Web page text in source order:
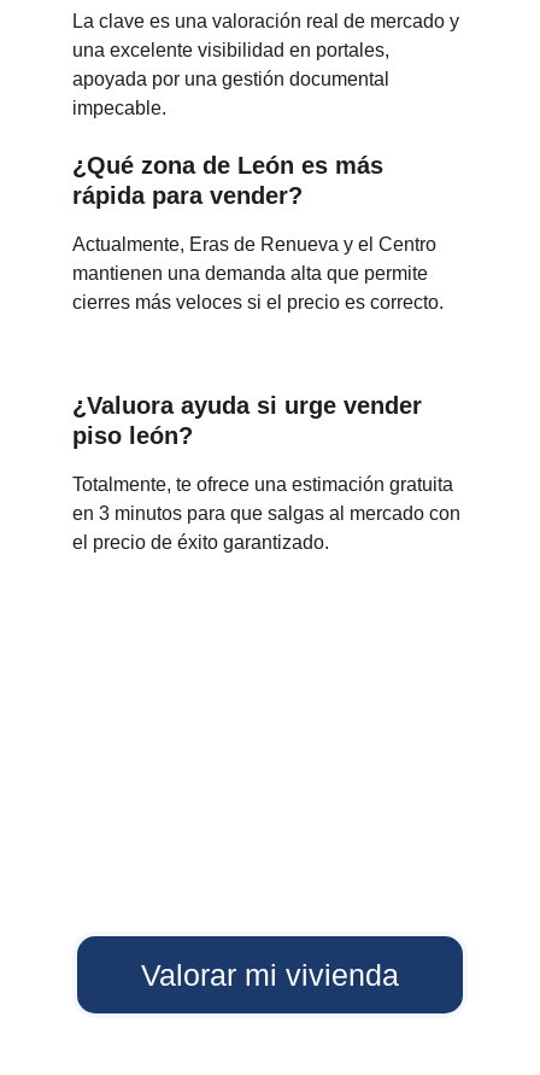
La clave es una valoración real de mercado y
una excelente visibilidad en portales,
apoyada por una gestión documental
impecable.
¿Qué zona de León es más
rápida para vender?
Actualmente, Eras de Renueva y el Centro
mantienen una demanda alta que permite
cierres más veloces si el precio es correcto.
¿Valuora ayuda si urge vender
piso león?
Totalmente, te ofrece una estimación gratuita
en 3 minutos para que salgas al mercado con
el precio de éxito garantizado.
Valorar mi vivienda